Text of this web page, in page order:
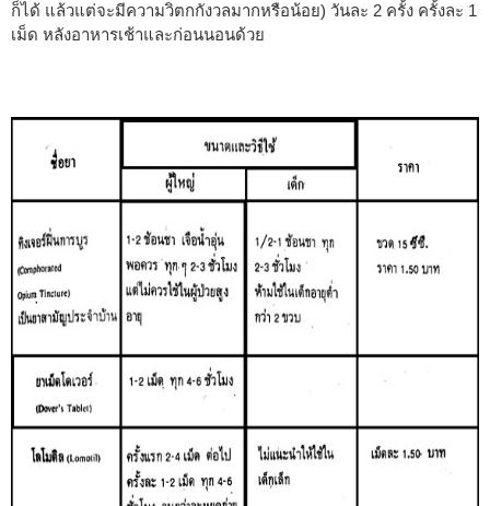
ก็ได้ แล้วแต่จะมีความวิตกกังวลมากหรือน้อย) วันละ 2 ครั้ง ครั้งละ 1
เม็ด หลังอาหารเช้าและก่อนนอนด้วย